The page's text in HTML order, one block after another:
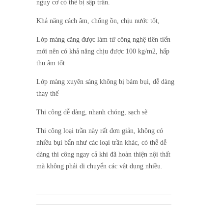
nguy cơ có thể bị sập trần.
Khả năng cách âm, chống ồn, chịu nước tốt,
Lớp màng căng được làm từ công nghệ tiên tiến
mới nên có khả năng chịu được 100 kg/m2, hấp
thụ âm tốt
Lớp màng xuyên sáng không bị bám bụi, dễ dàng
thay thế
Thi công dễ dàng, nhanh chóng, sạch sẽ
Thi công loại trần này rất đơn giản, không có
nhiều bụi bẩn như các loại trần khác, có thể dễ
dàng thi công ngay cả khi đã hoàn thiện nội thất
mà không phải di chuyển các vật dụng nhiều.